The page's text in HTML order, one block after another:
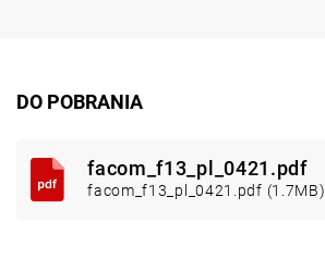
DO POBRANIA
facom_f13_pl_0421.pdf
facom_f13_pl_0421.pdf (1.7MB)